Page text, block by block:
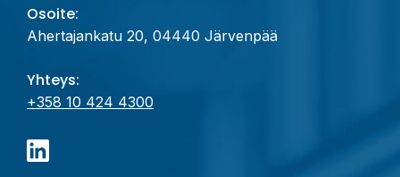
Osoite:
Ahertajankatu 20, 04440 Järvenpää
Yhteys:
+358 10 424 4300